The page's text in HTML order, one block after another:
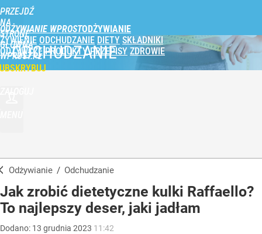
PRZEJDŹ
NA
STRONĘ
GŁÓWNĄ
WPROST.PL
ODŻYWIANIE WPROST
ŻYWIENIE ODCHUDZANIE DIETY SKŁADNIKI
ODŻYWCZE PRODUKTY PRZEPISY ZDROWIE
ODCHUDZANIE
Odżywianie / Odchudzanie
Jak zrobić dietetyczne kulki Raffaello?
To najlepszy deser, jaki jadłam
Dodano: 13 grudnia 2023 11:42